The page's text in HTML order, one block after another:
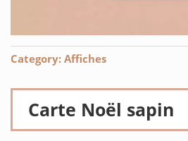
Category: Affiches
Carte Noël sapin